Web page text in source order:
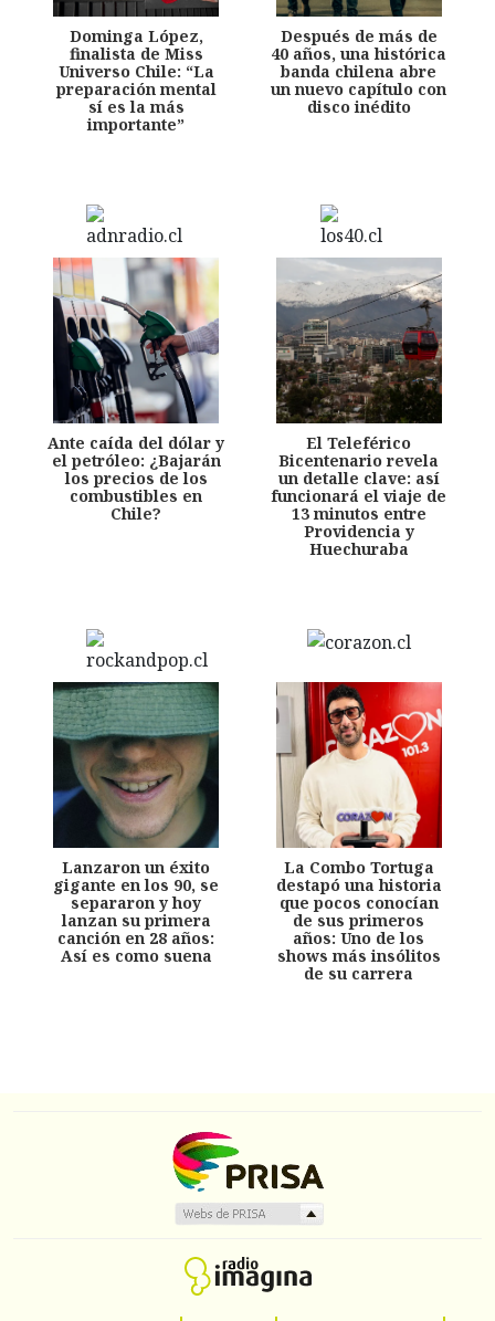
Dominga López,
finalista de Miss
Universo Chile: “La
preparación mental
sí es la más
importante”
Después de más de
40 años, una histórica
banda chilena abre
un nuevo capítulo con
disco inédito
Ante caída del dólar y
el petróleo: ¿Bajarán
los precios de los
combustibles en
Chile?
El Teleférico
Bicentenario revela
un detalle clave: así
funcionará el viaje de
13 minutos entre
Providencia y
Huechuraba
Lanzaron un éxito
gigante en los 90, se
separaron y hoy
lanzan su primera
canción en 28 años:
Así es como suena
La Combo Tortuga
destapó una historia
que pocos conocían
de sus primeros
años: Uno de los
shows más insólitos
de su carrera